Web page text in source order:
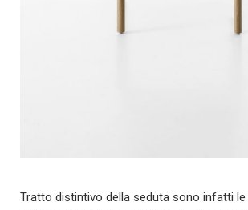
Tratto distintivo della seduta sono infatti le